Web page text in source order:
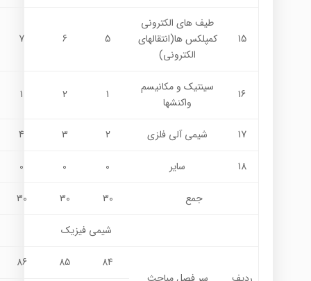
15
طيف هاي الکتروني
کمپلکس ها(انتقالهاي
الكتروني)
5
6
7
16
سينتيک و مکانيسم
واکنشها
1
2
1
17 شيمي آلي فلزي 2
3
4
18 ساير 0
0
0
جمع 30
30
30
شيمي فيزيك
84
85
86